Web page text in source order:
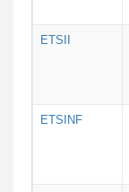
ETSII
ETSINF